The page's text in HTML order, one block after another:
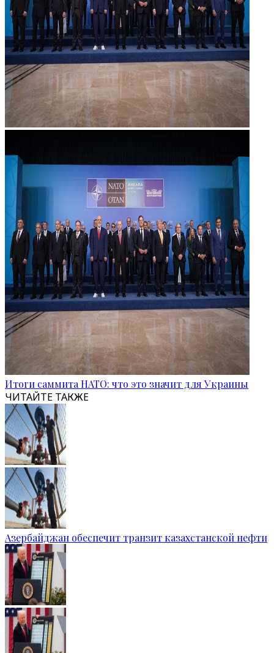
Итоги саммита НАТО: что это значит для Украины
ЧИТАЙТЕ ТАКЖЕ
Азербайджан обеспечит транзит казахстанской нефти